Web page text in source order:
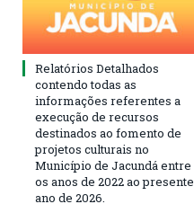
Relatórios Detalhados
contendo todas as
informações referentes a
execução de recursos
destinados ao fomento de
projetos culturais no
Município de Jacundá entre
os anos de 2022 ao presente
ano de 2026.